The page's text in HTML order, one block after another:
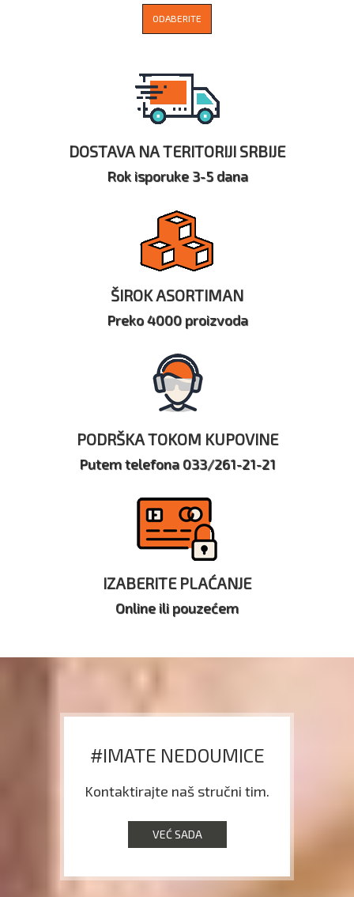
ODABERITE
DOSTAVA NA TERITORIJI SRBIJE
Rok isporuke 3-5 dana
ŠIROK ASORTIMAN
Preko 4000 proizvoda
PODRŠKA TOKOM KUPOVINE
Putem telefona 033/261-21-21
IZABERITE PLAĆANJE
Online ili pouzećem
#IMATE NEDOUMICE
Kontaktirajte naš stručni tim.
VEĆ SADA